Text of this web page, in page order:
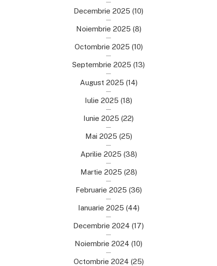
Decembrie 2025 (10)
Noiembrie 2025 (8)
Octombrie 2025 (10)
Septembrie 2025 (13)
August 2025 (14)
Iulie 2025 (18)
Iunie 2025 (22)
Mai 2025 (25)
Aprilie 2025 (38)
Martie 2025 (28)
Februarie 2025 (36)
Ianuarie 2025 (44)
Decembrie 2024 (17)
Noiembrie 2024 (10)
Octombrie 2024 (25)